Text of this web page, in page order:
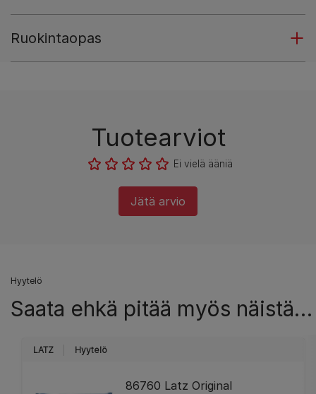
Ruokintaopas
Tuotearviot
Ei vielä ääniä
Jätä arvio
Hyytelö
Saata ehkä pitää myös näistä…
LATZ Hyytelö
86760 Latz Original